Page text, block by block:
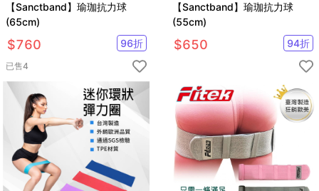
【Sanctband】瑜珈抗力球
(65cm)
$760 96折
已售4
【Sanctband】瑜珈抗力球
(55cm)
$650 94折